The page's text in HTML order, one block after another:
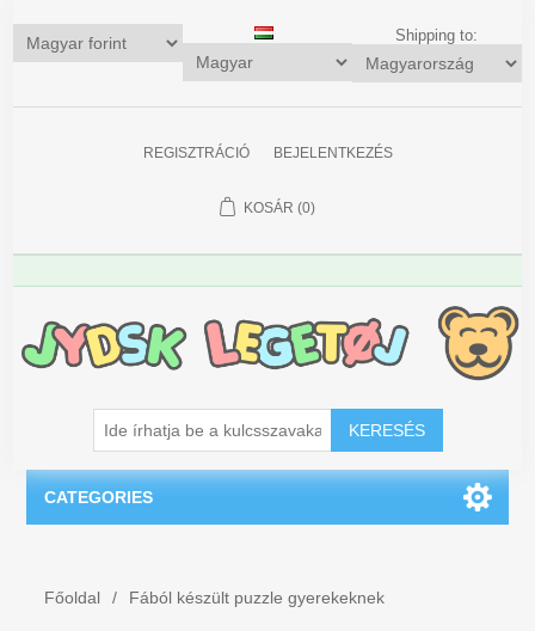
Shipping to:
REGISZTRÁCIÓ BEJELENTKEZÉS
KOSÁR (0)
KERESÉS
CATEGORIES
Főoldal / Fából készült puzzle gyerekeknek